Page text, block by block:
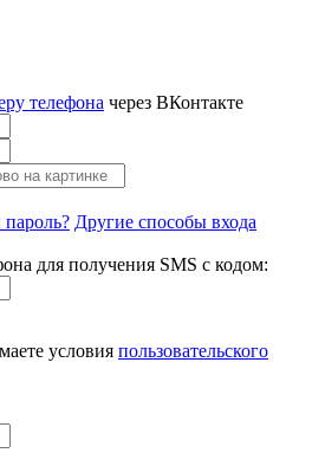
телефона через ВКонтакте
Другие способы входа
для получения SMS с кодом:
условия пользовательского